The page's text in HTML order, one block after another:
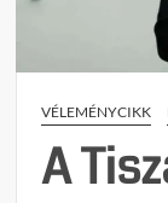
VÉLEMÉNYCIKK
A